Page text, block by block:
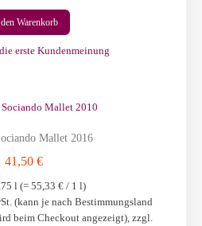
Warenkorb
erste Kundenmeinung
Mallet 2016
41,50 €
l (= 55,33 € / 1 l)
(kann je nach Bestimmungsland
beim Checkout angezeigt), zzgl.